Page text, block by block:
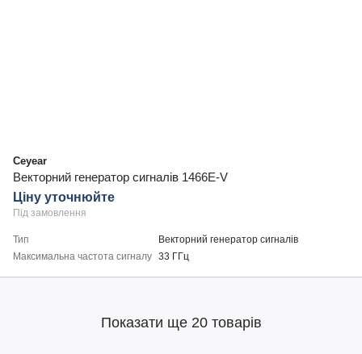
Ceyear
Векторний генератор сигналів 1466E-V
Ціну уточнюйте
Під замовлення
Тип
Векторний генератор сигналів
Максимальна частота сигналу 33 ГГц
Показати ще 20 товарів